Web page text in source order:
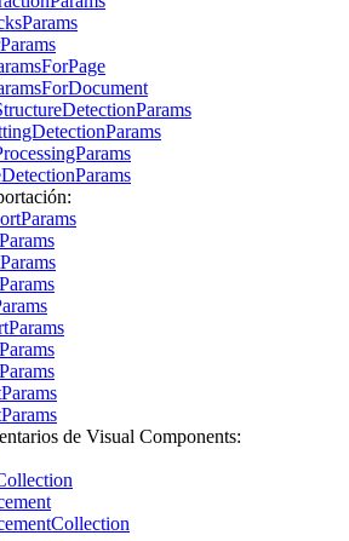
de Visual Components: